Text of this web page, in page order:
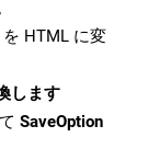
HTML に変
します
SaveOption